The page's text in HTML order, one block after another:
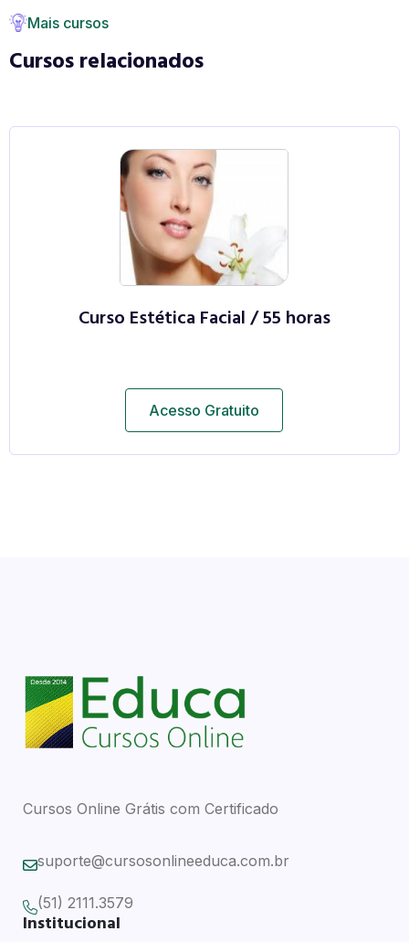
Mais cursos
Cursos relacionados
Curso Estética Facial / 55 horas
Acesso Gratuito
Cursos Online Grátis com Certificado
suporte@cursosonlineeduca.com.br
(51) 2111.3579
Institucional